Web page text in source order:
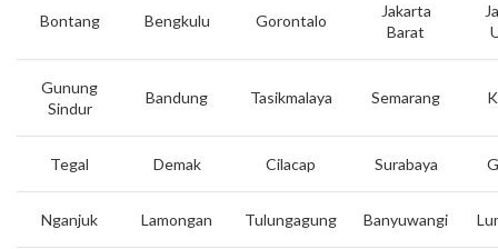
Bontang Bengkulu Gorontalo
Jakarta
Barat
Gunung
Sindur
Bandung Tasikmalaya Semarang
Tegal Demak Cilacap Surabaya
Nganjuk Lamongan Tulungagung Banyuwangi